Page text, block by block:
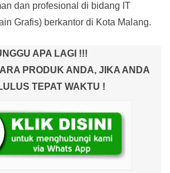
dan profesional di bidang IT
Grafis) berkantor di Kota Malang.
APA LAGI !!!
PRODUK ANDA, JIKA ANDA
TEPAT WAKTU !